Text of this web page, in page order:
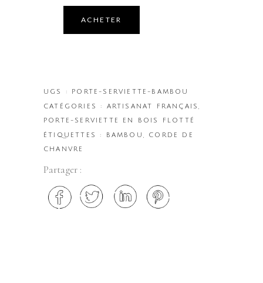
ACHETER
UGS : PORTE-SERVIETTE-BAMBOU
CATÉGORIES : ARTISANAT FRANÇAIS
PORTE-SERVIETTE EN BOIS FLOTTÉ
ÉTIQUETTES : BAMBOU
CORDE DE
CHANVRE
Partager :